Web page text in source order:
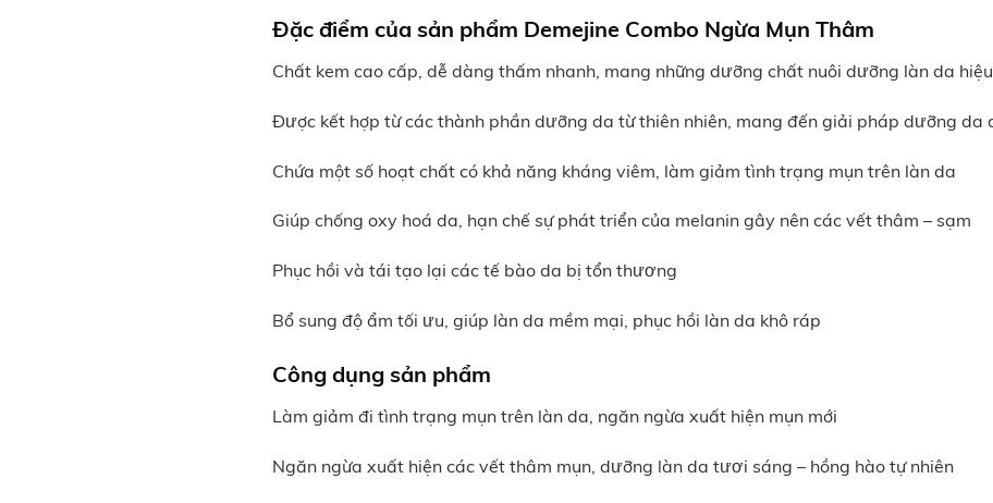
Đặc điểm của sản phẩm Demejine Combo Ngừa Mụn Thâm
Chất kem cao cấp, dễ dàng thấm nhanh, mang những dưỡng chất nuôi dưỡng làn da
Được kết hợp từ các thành phần dưỡng da từ thiên nhiên, mang đến giải pháp dưỡng da
Chứa một số hoạt chất có khả năng kháng viêm, làm giảm tình trạng mụn trên làn da
Giúp chống oxy hoá da, hạn chế sự phát triển của melanin gây nên các vết thâm – sạm
Phục hồi và tái tạo lại các tế bào da bị tổn thương
Bổ sung độ ẩm tối ưu, giúp làn da mềm mại, phục hồi làn da khô ráp
Công dụng sản phẩm
Làm giảm đi tình trạng mụn trên làn da, ngăn ngừa xuất hiện mụn mới
Ngăn ngừa xuất hiện các vết thâm mụn, dưỡng làn da tươi sáng – hồng hào tự nhiên